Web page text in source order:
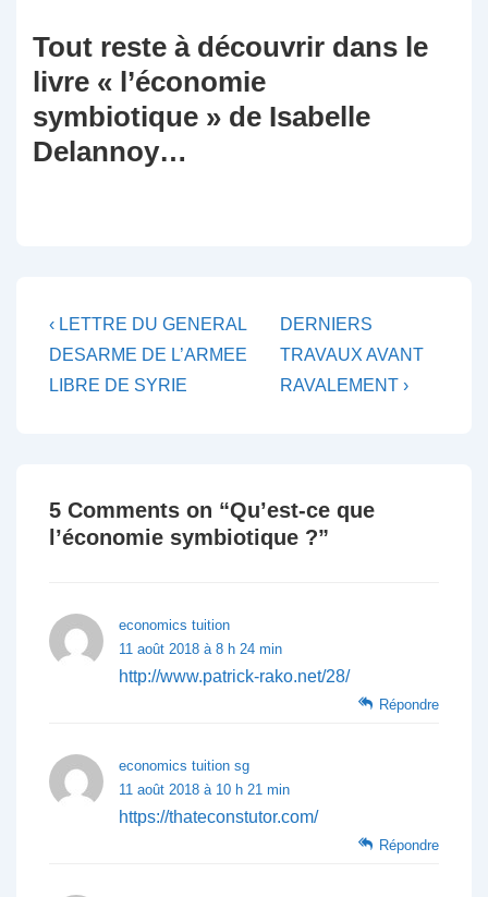
Tout reste à découvrir dans le
livre « l’économie
symbiotique » de Isabelle
Delannoy…
Navigation
de
l’article
Previous
Post
is
‹ LETTRE DU GENERAL
DESARME DE L’ARMEE
LIBRE DE SYRIE
Next
Post
is
DERNIERS
TRAVAUX AVANT
RAVALEMENT ›
5 Comments on “Qu’est-ce que
l’économie symbiotique ?”
economics tuition
11 août 2018 à 8 h 24 min
http://www.patrick-rako.net/28/
Répondre
economics tuition sg
11 août 2018 à 10 h 21 min
https://thateconstutor.com/
Répondre